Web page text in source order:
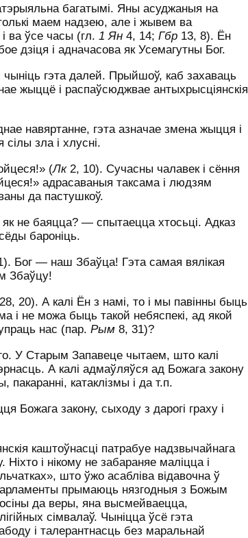
багатымі. Яны асуджаныя на
маем надзею, але і жывем ва
ва ўсе часы (гл. 1 Ян4, 14; Гбр13, 8). Ён
дзіця і адначасова як Усемагутны Бог.
гэта далей. Прыйшоў, каб захаваць
жыццё і распаўсюджвае антыхрысціянскія
навяртанне, гэта азначае змена жыцця і
зла і хлусні.
(Лк2, 10). Сучасны чалавек і сёння
адрасаваныя таксама і людзям
да пастушкоў.
як не баяцца? — спытаецца хтосьці. Адказ
бароніць.
Бог — наш Збаўца! Гэта самая вялікая
Збаўцу!
28, 20). А калі Ён з намі, то і мы павінны быць
і не можа быць такой небяспекі, ад якой
нас (пар. Рым8, 31)?
У Старым Запавеце чытаем, што калі
А калі адмаўляўся ад Божага закону
пакаранні, катаклізмы і да т.п.
закону, сыходу з дарогі граху і
каштоўнасці патрабуе надзвычайнага
і нікому не забараняе маліцца і
што ўжо асабліва відавочна ў
прымаюць нязгодныя з Божым
да веры, яна высмейваецца,
сімвалаў. Чыніцца ўсё гэта
і талерантнасць без маральнай